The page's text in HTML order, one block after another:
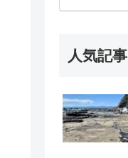
人気記事